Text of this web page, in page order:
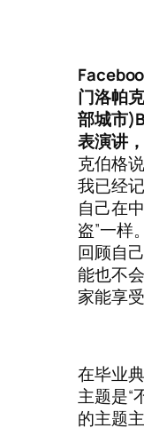
门洛帕
部城市
表演讲
克伯格
我已经
自己在
盗”一样
回顾自
能也不
家能享
在毕业
主题是“
的主题